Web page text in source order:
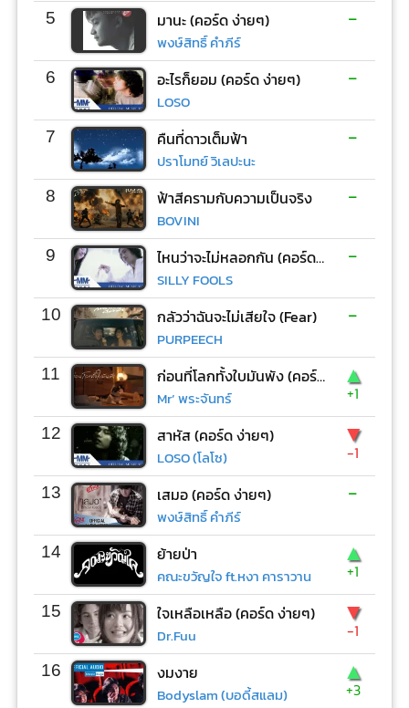
5 มานะ (คอร์ด ง่ายๆ)
พงษ์สิทธิ์ คำภีร์
-
6 อะไรก็ยอม (คอร์ด ง่ายๆ)
LOSO
-
7 คืนที่ดาวเต็มฟ้า
ปราโมทย์ วิเลปะนะ
-
8 ฟ้าสีครามกับความเป็นจริง
BOVINI
-
9 ไหนว่าจะไม่หลอกกัน (คอร์ด ง่ายๆ)
SILLY FOOLS
-
10 กลัวว่าฉันจะไม่เสียใจ (Fear)
PURPEECH
-
11 ก่อนที่โลกทั้งใบมันพัง (คอร์ด ง่ายๆ)
Mr’ พระจันทร์
▲
+1
12 สาหัส (คอร์ด ง่ายๆ)
LOSO (โลโซ)
▼
-1
13 เสมอ (คอร์ด ง่ายๆ)
พงษ์สิทธิ์ คำภีร์
-
14 ย้ายป่า
คณะขวัญใจ ft.หงา คาราวาน
▲
+1
15 ใจเหลือเหลือ (คอร์ด ง่ายๆ)
Dr.Fuu
▼
-1
16 งมงาย
Bodyslam (บอดี้สแลม)
▲
+3